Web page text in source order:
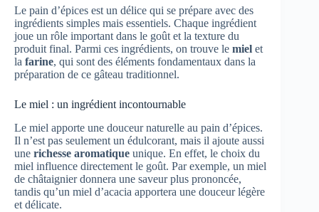
Le pain d’épices est un délice qui se prépare avec des
ingrédients simples mais essentiels. Chaque ingrédient
joue un rôle important dans le goût et la texture du
produit final. Parmi ces ingrédients, on trouve le miel et
la farine, qui sont des éléments fondamentaux dans la
préparation de ce gâteau traditionnel.
Le miel : un ingrédient incontournable
Le miel apporte une douceur naturelle au pain d’épices.
Il n’est pas seulement un édulcorant, mais il ajoute aussi
une richesse aromatique unique. En effet, le choix du
miel influence directement le goût. Par exemple, un miel
de châtaignier donnera une saveur plus prononcée,
tandis qu’un miel d’acacia apportera une douceur légère
et délicate.